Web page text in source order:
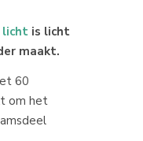
licht is licht
maakt.
60
om het